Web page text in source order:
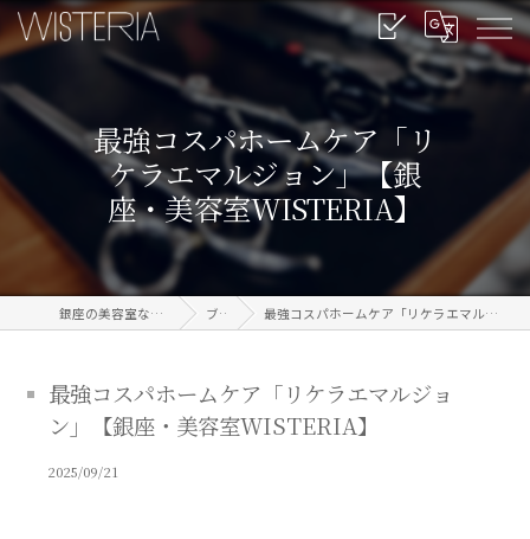
最強コスパホームケア「リ
ケラエマルジョン」【銀
座・美容室WISTERIA】
銀座の美容室なら信頼のWISTERIA ブログ 最強コスパホームケア「リケラエマルジョン」【銀座・美容室WISTERIA】
最強コスパホームケア「リケラエマルジョ
ン」【銀座・美容室WISTERIA】
2025/09/21